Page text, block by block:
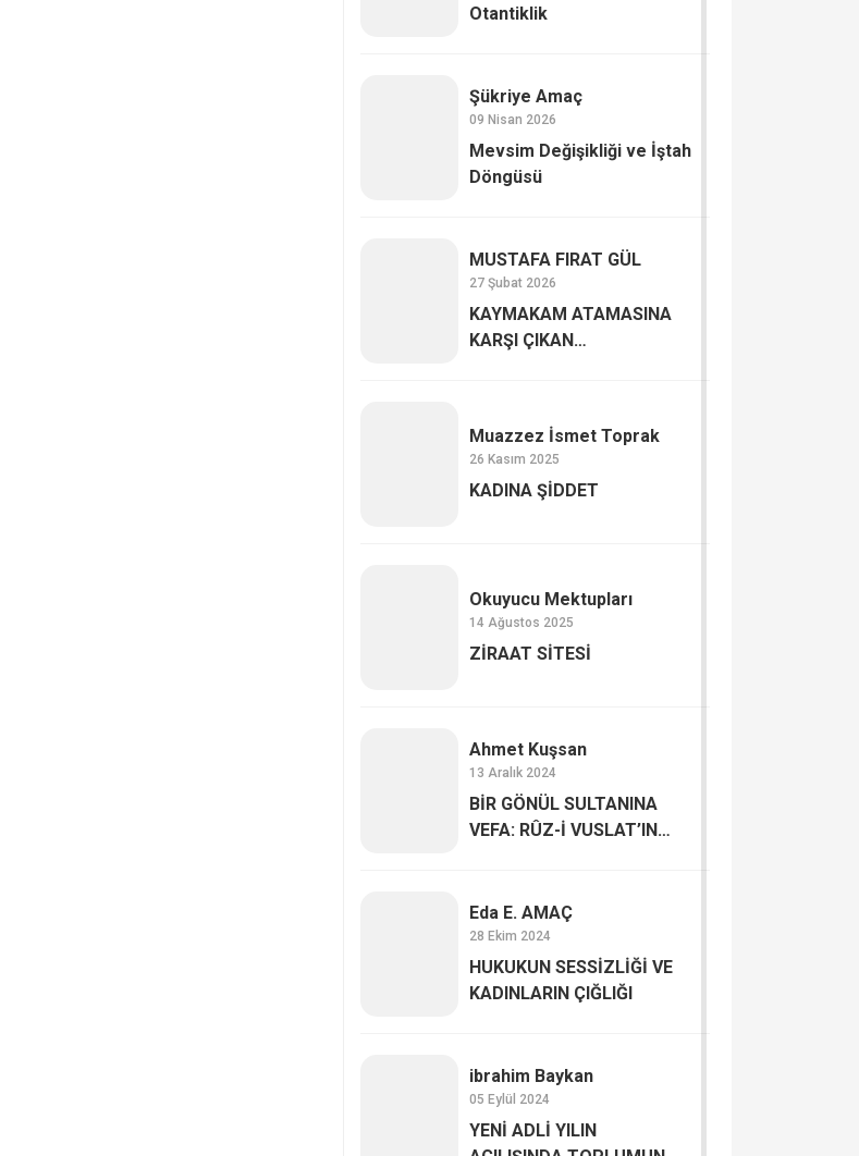
Otantiklik
Şükriye Amaç
09 Nisan 2026
Mevsim Değişikliği ve İştah
Döngüsü
MUSTAFA FIRAT GÜL
27 Şubat 2026
KAYMAKAM ATAMASINA
KARŞI ÇIKAN
Muazzez İsmet Toprak
26 Kasım 2025
KADINA ŞİDDET
Okuyucu Mektupları
14 Ağustos 2025
ZİRAAT SİTESİ
Ahmet Kuşsan
13 Aralık 2024
BİR GÖNÜL SULTANINA
VEFA: RÛZ-İ VUSLAT’IN
Eda E. AMAÇ
28 Ekim 2024
HUKUKUN SESSİZLİĞİ VE
KADINLARIN ÇIĞLIĞI
ibrahim Baykan
05 Eylül 2024
YENİ ADLİ YILIN